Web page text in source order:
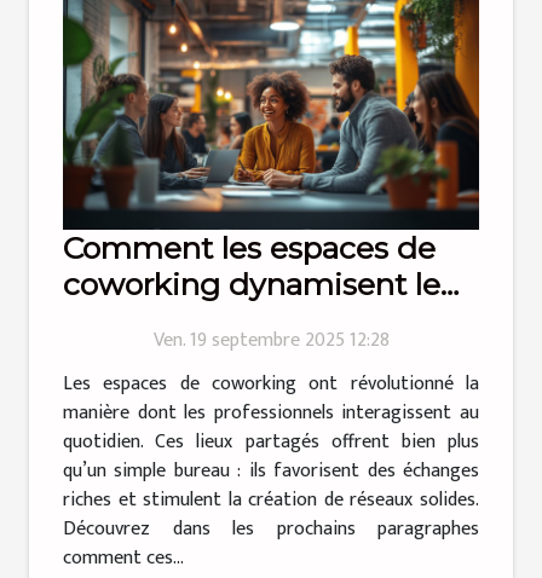
Comment les espaces de
coworking dynamisent le
Ven. 19 septembre 2025 12:28
Les espaces de coworking ont révolutionné la
manière dont les professionnels interagissent au
quotidien. Ces lieux partagés offrent bien plus
qu’un simple bureau : ils favorisent des échanges
riches et stimulent la création de réseaux solides.
Découvrez dans les prochains paragraphes
comment ces...